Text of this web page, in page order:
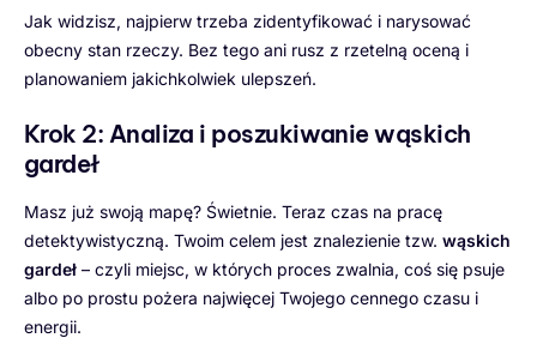
Jak widzisz, najpierw trzeba zidentyfikować i narysować
obecny stan rzeczy. Bez tego ani rusz z rzetelną oceną i
planowaniem jakichkolwiek ulepszeń.
Krok 2: Analiza i poszukiwanie wąskich
gardeł
Masz już swoją mapę? Świetnie. Teraz czas na pracę
detektywistyczną. Twoim celem jest znalezienie tzw. wąskich
gardeł – czyli miejsc, w których proces zwalnia, coś się psuje
albo po prostu pożera najwięcej Twojego cennego czasu i
energii.